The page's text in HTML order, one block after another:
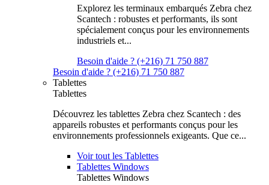
Explorez les terminaux embarqués Zebra chez
Scantech : robustes et performants, ils sont
spécialement conçus pour les environnements
industriels et...
Besoin d'aide ? (+216) 71 750 887
Besoin d'aide ? (+216) 71 750 887
Tablettes
Tablettes
Découvrez les tablettes Zebra chez Scantech : des
appareils robustes et performants conçus pour les
environnements professionnels exigeants. Que ce...
Voir tout les Tablettes
Tablettes Windows
Tablettes Windows